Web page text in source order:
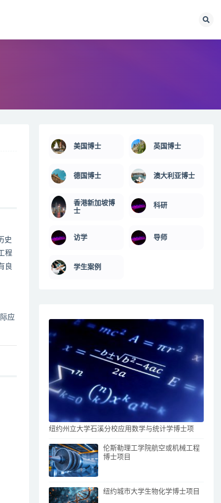
史
程
良
应
美国博士 英国博士
德国博士 澳大利亚博士
香港新加坡博
士
科研
访学 导师
学生案例
纽约州立大学石溪分校应用数学与统计学博士项
伦斯勒理工学院航空或机械工程
博士项目
纽约城市大学生物化学博士项目